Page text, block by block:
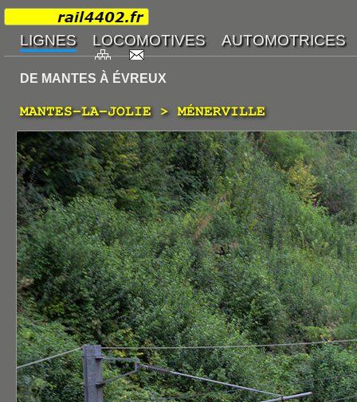
DE MANTES À ÉVREUX
MANTES-LA-JOLIE > MÉNERVILLE